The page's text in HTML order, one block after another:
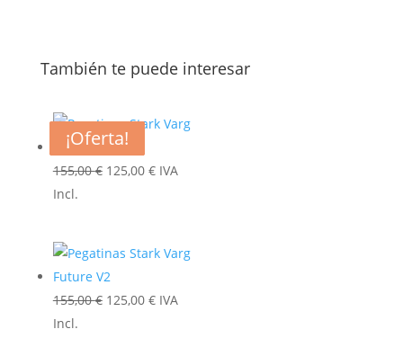
También te puede interesar
¡Oferta!
155,00€ El
155,00 €.
125,00 €El
125,00 €.
IVA
Incl.
¡Oferta!
155,00€ El
125,00 €ElIVA
Incl.
¡Oferta!
¡Oferta!